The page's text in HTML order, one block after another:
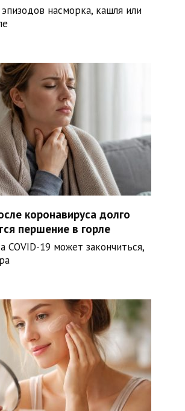
насморка, кашля или
коронавируса долго
першение в горле
COVID-19 может закончиться,